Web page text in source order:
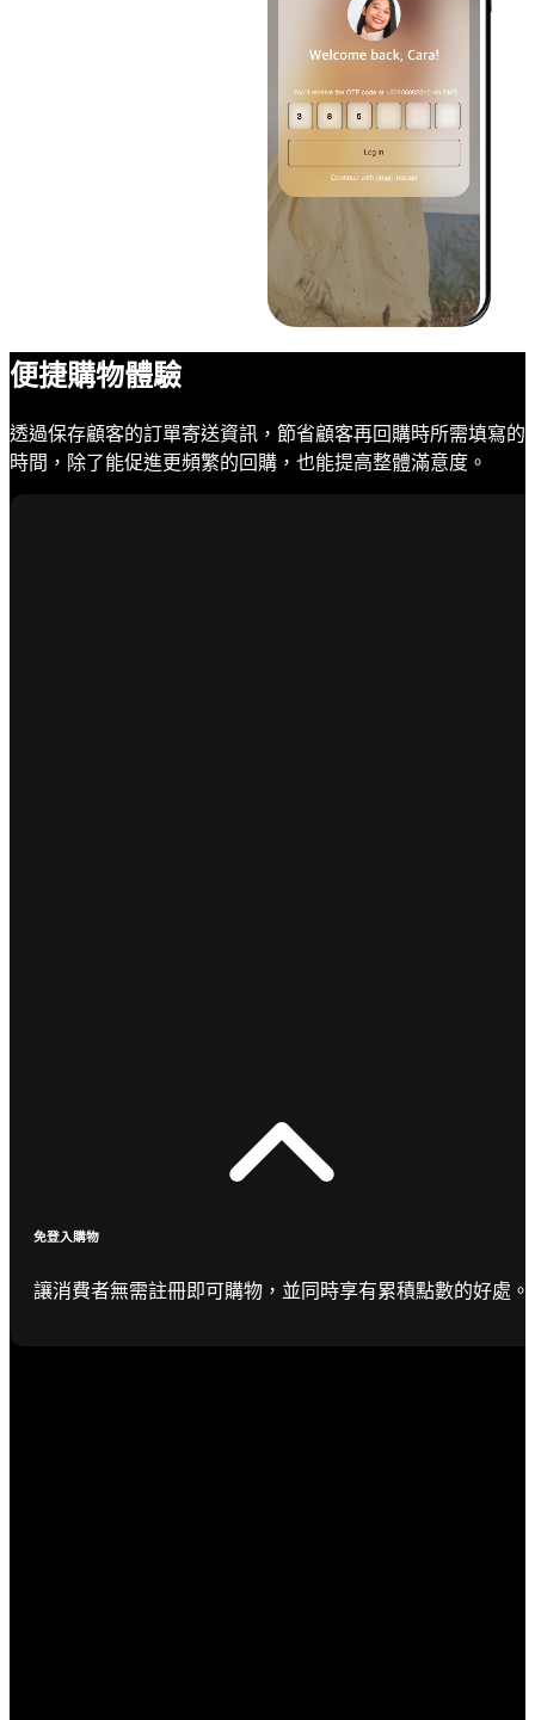
便捷購物體驗
透過保存顧客的訂單寄送資訊，節省顧客再回購時所需填寫的
時間，除了能促進更頻繁的回購，也能提高整體滿意度。
免登入購物
讓消費者無需註冊即可購物，並同時享有累積點數的好處。